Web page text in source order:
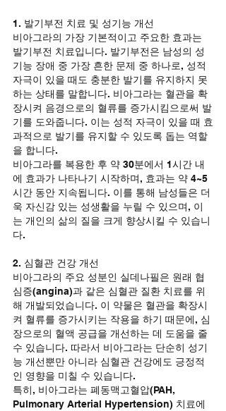
1. 발기부전 치료 및 성기능 개선
비아그라의 가장 기본적이고 주요한 효과는
발기부전 치료입니다. 발기부전은 남성의 성
기능 장애 중 가장 흔한 문제 중 하나로, 성적
자극이 있을 때도 충분한 발기를 유지하지 못
하는 상태를 말합니다. 비아그라는 혈관을 확
장시켜 음경으로의 혈류를 증가시킴으로써 발
기를 도와줍니다. 이는 성적 자극이 있을 때 효
과적으로 발기를 유지할 수 있도록 돕는 역할
을 합니다.
비아그라를 복용한 후 약 30분에서 1시간 내
에 효과가 나타나기 시작하며, 효과는 약 4~5
시간 동안 지속됩니다. 이를 통해 남성들은 더
욱 자신감 있는 성생활을 누릴 수 있으며, 이
는 개인의 삶의 질을 크게 향상시킬 수 있습니
다.
2. 심혈관 건강 개선
비아그라의 주요 성분인 실데나필은 원래 협
심증(angina)과 같은 심혈관 질환 치료를 위
해 개발되었습니다. 이 약물은 혈관을 확장시
켜 혈류를 증가시키는 작용을 하기 때문에, 심
장으로의 혈액 공급을 개선하는 데 도움을 줄
수 있습니다. 따라서 비아그라는 단순히 성기
능 개선뿐만 아니라 심혈관 건강에도 긍정적
인 영향을 미칠 수 있습니다.
특히, 비아그라는 폐동맥고혈압(PAH,
Pulmonary Arterial Hypertension) 치료에